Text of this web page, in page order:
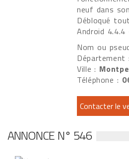
neuf dans
Débloqué
Android
Nom ou
Ville :
Téléphone :
ANNONCE N° 546